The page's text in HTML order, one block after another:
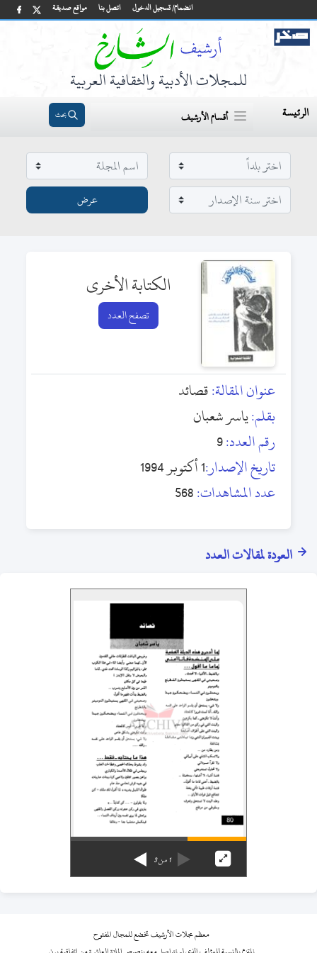
مواقع صديقة اتصل بنا انضمام/ تسجيل الدخول
للمجلات الأدبية والثقافية العربية
الرئيسة أقسام الأرشيف بحث
الكتابة الأخرى
تصفح العدد
عنوان المقالة:قصائد
بقلم:ياسر شعبان
رقم العدد:9
تاريخ الإصدار:1 أكتوبر 1994
عدد المشاهدات:568
العودة لمقالات العدد
1من3
معظم مجلات الأرشيف تخضع للمجال المفتوح